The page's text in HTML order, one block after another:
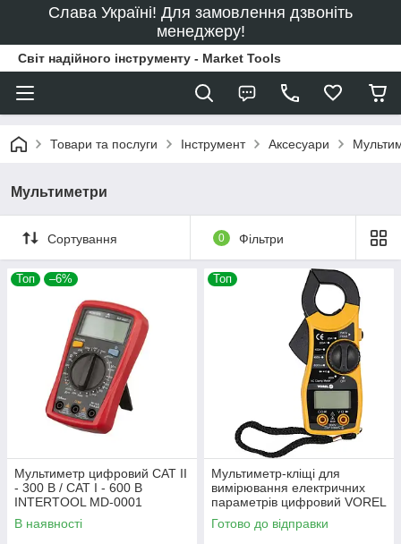
Слава Україні! Для замовлення дзвоніть
менеджеру!
Світ надійного інструменту - Market Tools
Товари та послуги Інструмент Аксесуари
Мультиметри
Сортування 0 Фільтри
Топ –6%
Мультиметр цифровий CAT II
- 300 В / CAT I - 600 В
INTERTOOL MD-0001
В наявності
Топ
Мультиметр-кліщі для
вимірювання електричних
параметрів цифровий VOREL
81801
Готово до відправки